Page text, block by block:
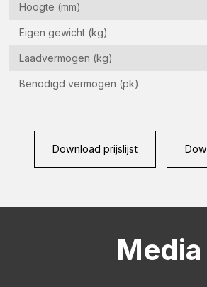
Hoogte (mm)
Eigen gewicht (kg)
Laadvermogen (kg)
Benodigd vermogen (pk)
Download prijslijst
Media
(Vereist)
CAPTCHA